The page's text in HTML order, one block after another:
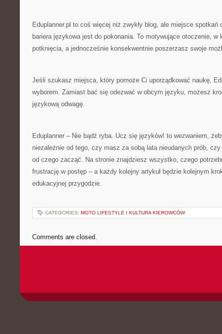
Eduplanner.pl to coś więcej niż zwykły blog, ale miejsce spotkań
bariera językowa jest do pokonania. To motywujące otoczenie, w
potknięcia, a jednocześnie konsekwentnie poszerzasz swoje
Jeśli szukasz miejsca, który pomoże Ci uporządkować naukę,
wyborem. Zamiast bać się odezwać w obcym języku, możesz
językową odwagę.
Eduplanner – Nie bądź ryba. Ucz się języków! to wezwaniem,
niezależnie od tego, czy masz za sobą lata nieudanych prób,
od czego zacząć. Na stronie znajdziesz wszystko, czego
frustrację w postęp – a każdy kolejny artykuł będzie kolejnym
edukacyjnej przygodzie.
CATEGORIES: MOTO LIFESTYLE I KULTURA KIEROWCÓW
Comments are closed.